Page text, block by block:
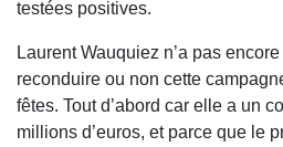
testées positives.
Laurent Wauquiez n’a pas
reconduire ou non cette
fêtes. Tout d’abord car elle a un
millions d’euros, et parce que le